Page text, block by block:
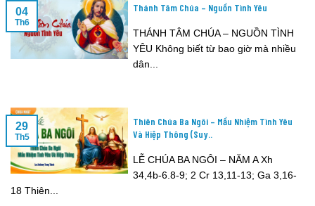
Thánh Tâm Chúa – Nguồn Tình Yêu
THÁNH TÂM CHÚA – NGUỒN TÌNH
YÊU Không biết từ bao giờ mà nhiều
dân...
04
Th6
Thiên Chúa Ba Ngôi – Mầu Nhiệm Tình Yêu
Và Hiệp Thông (Suy..
LỄ CHÚA BA NGÔI – NĂM A Xh
34,4b-6.8-9; 2 Cr 13,11-13; Ga 3,16-
18 Thiên...
29
Th5